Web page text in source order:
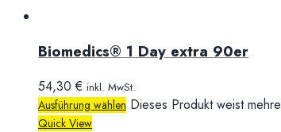
Biomedics® 1 Day extra 90er
54,30€ inkl. MwSt.
Ausführung wählen Dieses Produkt weist
Quick View